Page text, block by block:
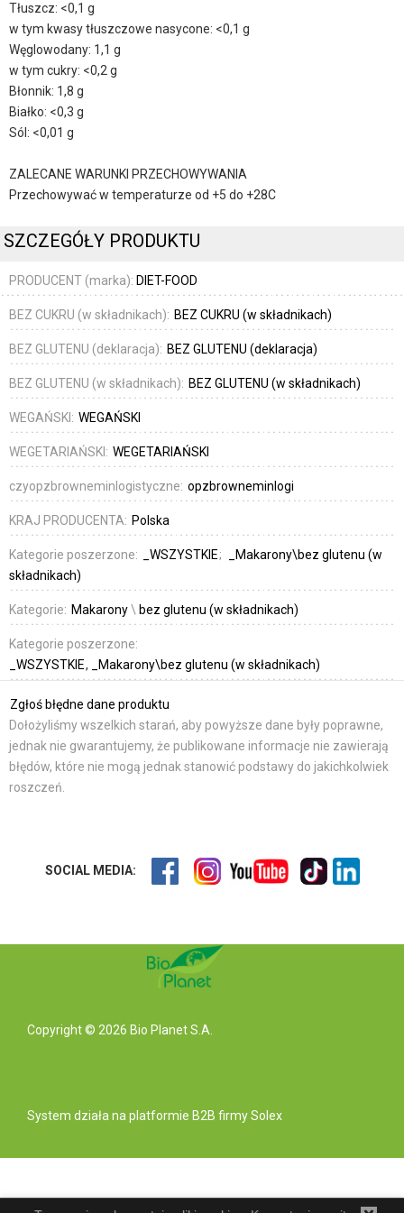
Tłuszcz: <0,1 g
w tym kwasy tłuszczowe nasycone: <0,1 g
Węglowodany: 1,1 g
w tym cukry: <0,2 g
Błonnik: 1,8 g
Białko: <0,3 g
Sól: <0,01 g
ZALECANE WARUNKI PRZECHOWYWANIA
Przechowywać w temperaturze od +5 do +28C
SZCZEGÓŁY PRODUKTU
PRODUCENT (marka): DIET-FOOD
BEZ CUKRU (w składnikach): BEZ CUKRU (w składnikach)
BEZ GLUTENU (deklaracja): BEZ GLUTENU (deklaracja)
BEZ GLUTENU (w składnikach): BEZ GLUTENU (w składnikach)
WEGAŃSKI: WEGAŃSKI
WEGETARIAŃSKI: WEGETARIAŃSKI
czyopzbrowneminlogistyczne: opzbrowneminlogi
KRAJ PRODUCENTA: Polska
Kategorie poszerzone: _WSZYSTKIE
_Makarony\bez glutenu (w
składnikach)
Kategorie: Makarony\ bez glutenu (w składnikach)
Kategorie poszerzone:
_WSZYSTKIE
_Makarony\bez glutenu (w składnikach)
Zgłoś błędne dane produktu
Dołożyliśmy wszelkich starań, aby powyższe dane były poprawne,
jednak nie gwarantujemy, że publikowane informacje nie zawierają
błędów, które nie mogą jednak stanowić podstawy do jakichkolwiek
roszczeń.
SOCIAL MEDIA:
Copyright © 2026 Bio Planet S.A.
System działa na platformie B2B firmy Solex